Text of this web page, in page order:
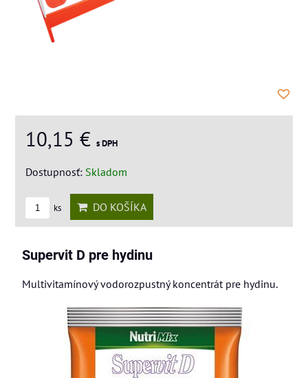
10,15 € s DPH
Dostupnosť: Skladom
ks DO KOŠÍKA
Supervit D pre hydinu
Multivitamínový vodorozpustný koncentrát pre hydinu.